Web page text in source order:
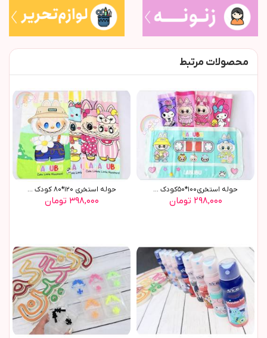
محصولات مرتبط
حوله استخری١٠٠*٥٠کودک ...
۲۹۸,۰۰۰ تومان
حوله استخری ١٢٠*٨٠ کودک ...
۳۹۸,۰۰۰ تومان